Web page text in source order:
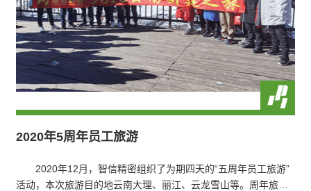
2020年5周年员工旅游
2020年12月，智信精密组织了为期四天的“五周年员工旅游”
活动，本次旅游目的地云南大理、丽江、云龙雪山等。周年旅游